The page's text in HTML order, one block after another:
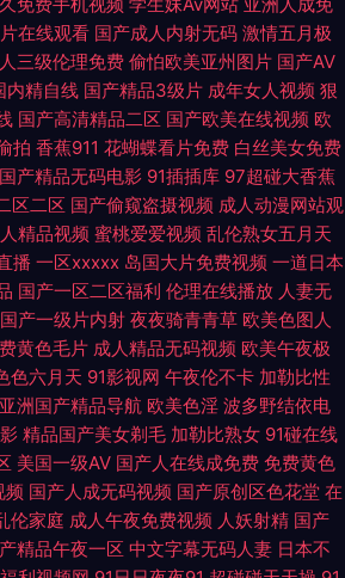
视频 日韩三级AA在线 五月婷婷色网 自慰视频在
网址 微拍福利99 欧欧无码 欧美孕妇群交 免费观
韩AB 91白浆 91vv免费视频 日本A级电影网站 中
超碰 浮力久久影院 黄色链接 婷婷久久成人导航
三级片网 免费观看ab 国产性爱ab 韩国不卡AC视
产人妖群交 青青草国产播放 少妇白浆视频 午夜
碰色色 国产视频福利导航 后入黑丝高跟 蜜桃婷
女免费视频 午夜1区2区 伊人春色综合 91性条小
九九久久色 国产精品欧美区 久久草成人网 女同
在线观看 国产成人内射无码 激情五月极
三级伦理免费 偷怕欧美亚州图片 国产AV
内精自线 国产精品3级片 成年女人视频 狠
国产高清精品二区 国产欧美在线视频 欧
拍 香蕉911 花蝴蝶看片免费 白丝美女免费
国产精品无码电影 91插插库 97超碰大香蕉
区二区 国产偷窥盗摄视频 成人动漫网站观
精品视频 蜜桃爱爱视频 乱伦熟女五月天
播 一区xxxxx 岛国大片免费视频 一道日本
国产一区二区福利 伦理在线播放 人妻无
国产一级片内射 夜夜骑青青草 欧美色图人
黄色毛片 成人精品无码视频 欧美午夜极
色六月天 91影视网 午夜伦不卡 加勒比性
亚洲国产精品导航 欧美色淫 波多野结依电
精品国产美女剃毛 加勒比熟女 91碰在线
美国一级AV 国产人在线成免费 免费黄色
频 国产人成无码视频 国产原创区色花堂 在
伦家庭 成人午夜免费视频 人妖射精 国产
精品午夜一区 中文字幕无码人妻 日本不